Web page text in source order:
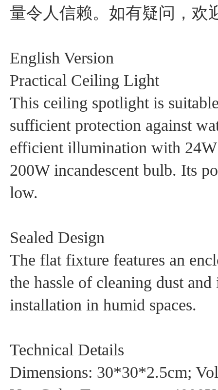
量令人信赖。如有疑问，欢
‌English Version‌
‌Practical Ceiling Light‌
This ceiling spotlight is
sufficient protection against
efficient illumination with
200W incandescent bulb. Its
low.
‌Sealed Design‌
The flat fixture features an
the hassle of cleaning dust
installation in humid spaces.
‌Technical Details‌
Dimensions: 30*30*2.5cm;